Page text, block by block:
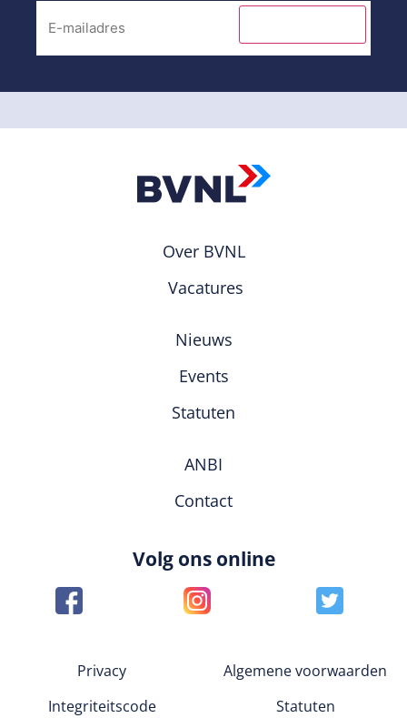
Over BVNL
Vacatures
Nieuws
Events
Statuten
ANBI
Contact
Volg ons online
Privacy
Algemene voorwaarden
Integriteitscode
Statuten